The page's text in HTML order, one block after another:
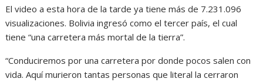
El video a esta hora de la tarde ya tiene más de 7.231.096
visualizaciones. Bolivia ingresó como el tercer país, el cual
tiene “una carretera más mortal de la tierra”.
“Conduciremos por una carretera por donde pocos salen con
vida. Aquí murieron tantas personas que literal la cerraron